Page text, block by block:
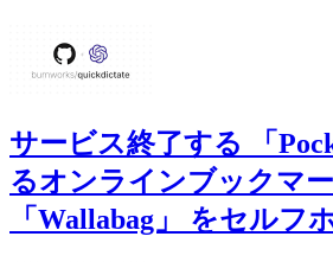
サービス終了する 「
るオンラインブックマ
「Wallabag」 をセルフ